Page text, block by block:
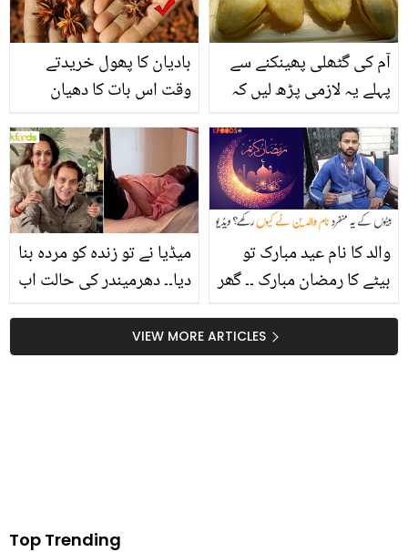
بادیان کا پھول خریدتے
وقت اس بات کا دھیان
پھول کو کن چیزوں میں
استعمال کرسکتے ہیں اور
اسکے فائدے کیا ہیں؟
آم کی گٹھلی پھینکنے سے
پہلے یہ لازمی پڑھ لیں کہ
فائدہ مند ثابت ہوسکتی
ہے؟
میڈیا نے تو زندہ کو مردہ بنا
دیا۔۔ دھرمیندر کی حالت اب
سے متعلق بیان
والد کا نام عید مبارک تو
بیٹے کا رمضان مبارک ۔۔ گھر
خاص نام رکھ دیا؟ ویڈیوVIEW MORE ARTICLES
Top Trending